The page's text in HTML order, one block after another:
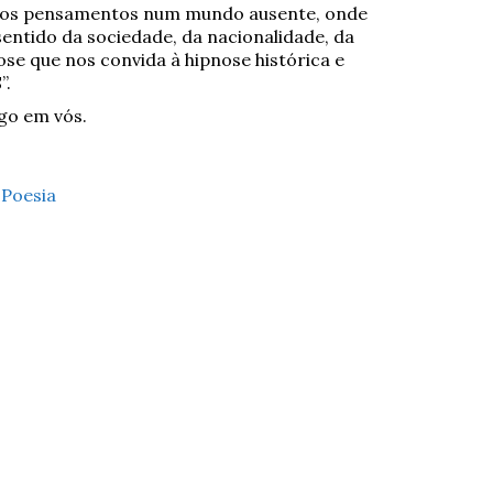
pensamentos num mundo ausente, onde
da sociedade, da nacionalidade, da
que nos convida à hipnose histórica e
em vós.
Poesia